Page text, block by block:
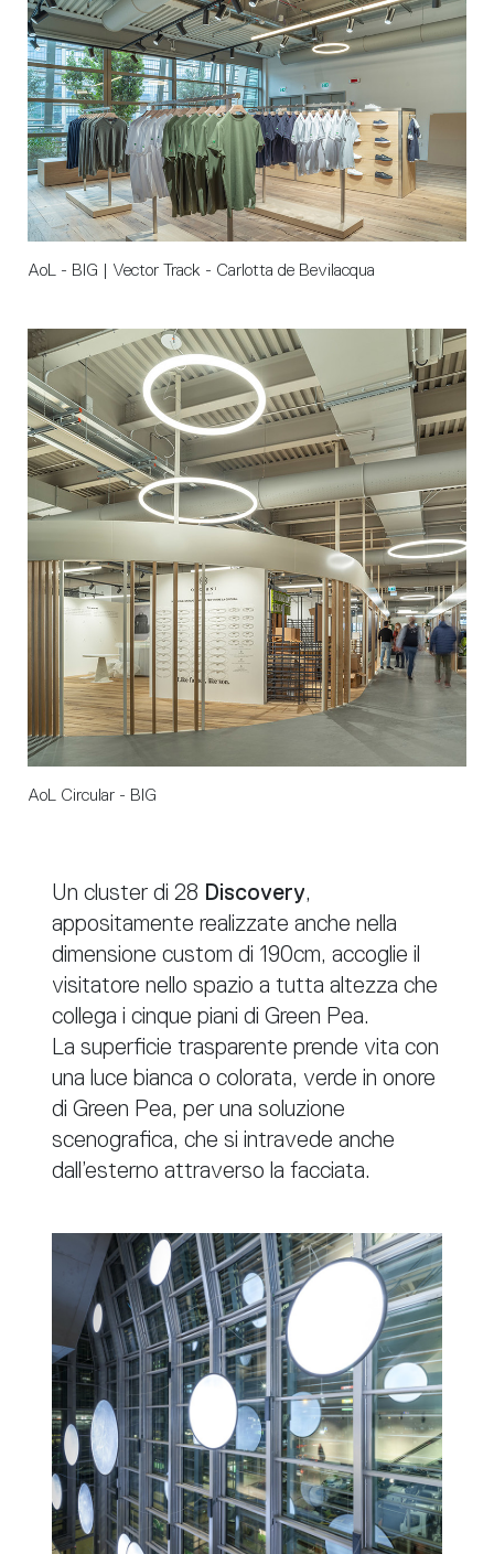
AoL - BIG | Vector Track - Carlotta de Bevilacqua
AoL Circular - BIG
Un cluster di 28 Discovery,
appositamente realizzate anche nella
dimensione custom di 190cm, accoglie il
visitatore nello spazio a tutta altezza che
collega i cinque piani di Green Pea.
La superficie trasparente prende vita con
una luce bianca o colorata, verde in onore
di Green Pea, per una soluzione
scenografica, che si intravede anche
dall’esterno attraverso la facciata.